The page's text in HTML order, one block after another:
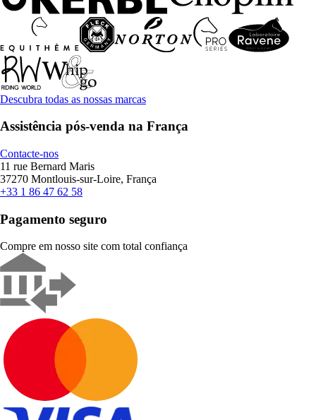
Descubra todas as nossas marcas
Assistência pós-venda na França
Contacte-nos
11 rue Bernard Maris
37270 Montlouis-sur-Loire, França
+33 1 86 47 62 58
Pagamento seguro
Compre em nosso site com total confiança